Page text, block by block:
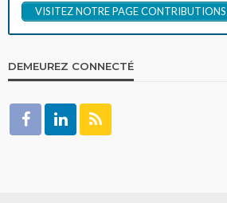
VISITEZ NOTRE PAGE CONTRIBUTIONS
DEMEUREZ CONNECTÉ